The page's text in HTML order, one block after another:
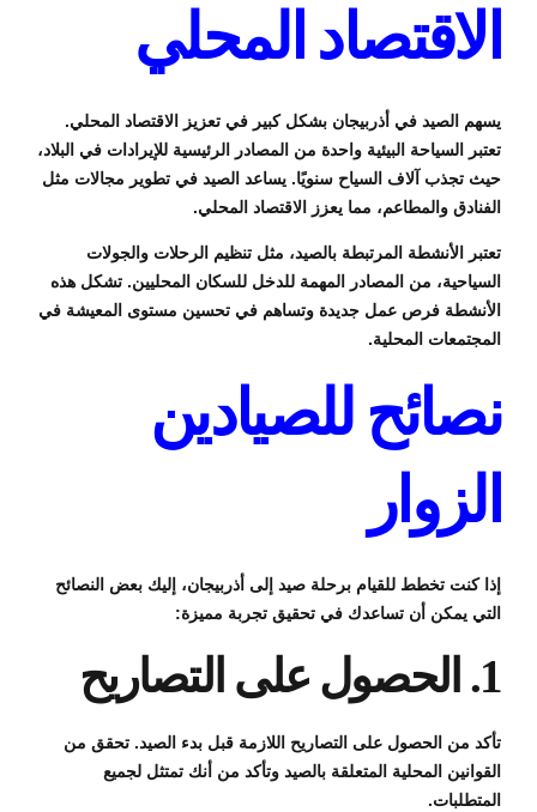
الاقتصاد المحلي
يسهم الصيد في أذربيجان بشكل كبير في تعزيز الاقتصاد المحلي.
تعتبر السياحة البيئية واحدة من المصادر الرئيسية للإيرادات في البلاد،
حيث تجذب آلاف السياح سنويًا. يساعد الصيد في تطوير مجالات مثل
الفنادق والمطاعم، مما يعزز الاقتصاد المحلي.
تعتبر الأنشطة المرتبطة بالصيد، مثل تنظيم الرحلات والجولات
السياحية، من المصادر المهمة للدخل للسكان المحليين. تشكل هذه
الأنشطة فرص عمل جديدة وتساهم في تحسين مستوى المعيشة في
المجتمعات المحلية.
نصائح للصيادين
الزوار
إذا كنت تخطط للقيام برحلة صيد إلى أذربيجان، إليك بعض النصائح
التي يمكن أن تساعدك في تحقيق تجربة مميزة:
1. الحصول على التصاريح
تأكد من الحصول على التصاريح اللازمة قبل بدء الصيد. تحقق من
القوانين المحلية المتعلقة بالصيد وتأكد من أنك تمتثل لجميع
المتطلبات.